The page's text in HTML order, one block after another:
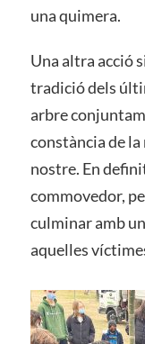
una quimera.
Una altra acció
tradició dels
arbre
constància de
nostre. En
commovedor,
culminar amb
aquelles